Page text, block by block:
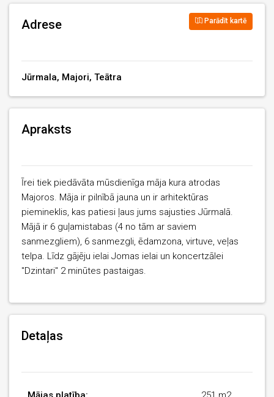
Adrese Parādīt kartē
Jūrmala, Majori, Teātra
Apraksts
Īrei tiek piedāvāta mūsdienīga māja kura atrodas
Majoros. Māja ir pilnībā jauna un ir arhitektūras
piemineklis, kas patiesi ļaus jums sajusties Jūrmalā.
Mājā ir 6 guļamistabas (4 no tām ar saviem
sanmezgliem), 6 sanmezgli, ēdamzona, virtuve, veļas
telpa. Līdz gājēju ielai Jomas ielai un koncertzālei
"Dzintari" 2 minūtes pastaigas.
Detaļas